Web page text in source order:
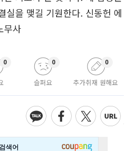
실을 맺길 기원한다. 신동헌 에
무사
0
슬퍼요
0
추가취재 원해요
0